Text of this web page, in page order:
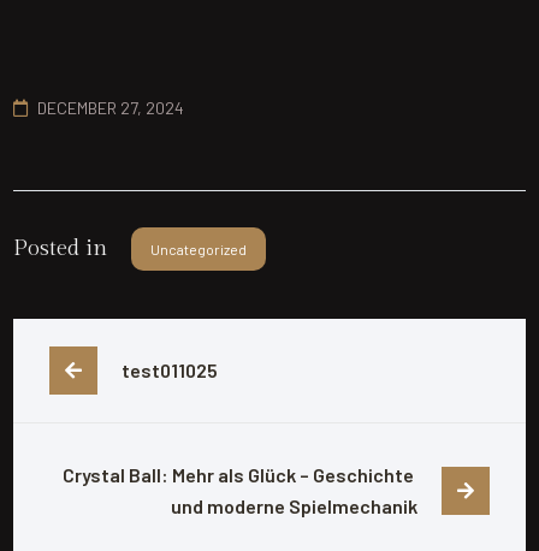
DECEMBER 27, 2024
Posted in Uncategorized
test011025
Crystal Ball: Mehr als Glück – Geschichte
und moderne Spielmechanik